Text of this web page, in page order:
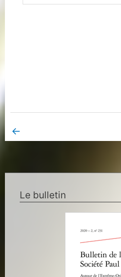
←
Le bulletin